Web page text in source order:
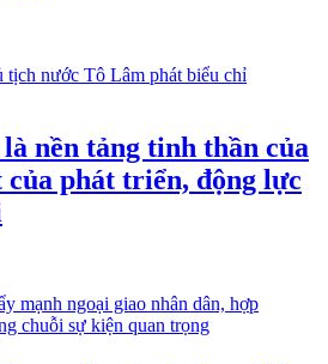
nền tảng tinh thần của
phát triển, động lực